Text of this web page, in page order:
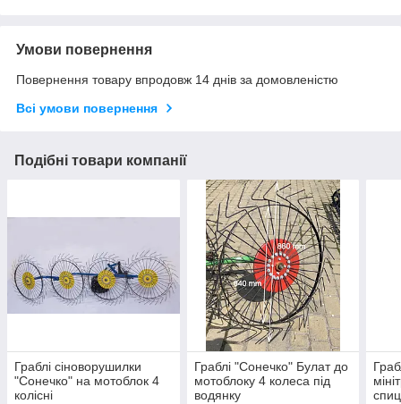
Умови повернення
Повернення товару впродовж 14 днів за домовленістю
Всі умови повернення
Подібні товари компанії
Граблі сіноворушилки
"Сонечко" на мотоблок 4
колісні
Граблі "Сонечко" Булат до
мотоблоку 4 колеса під
водянку